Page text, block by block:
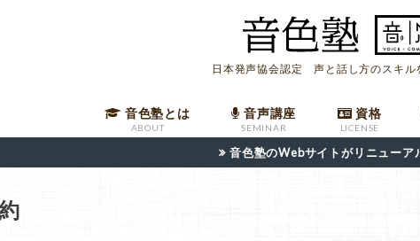
日本発声協会認定 声と話し方のスキル
ABOUT
音色塾とは
有料メールマガジン
SEMINAR
音声講座
音声講座バックナンバー
発声指導者マニュアル
職場で高評価を受けるための共
LICENSE
資格
発声指導者
日本語話し
音色塾のWebサイトがリニューア